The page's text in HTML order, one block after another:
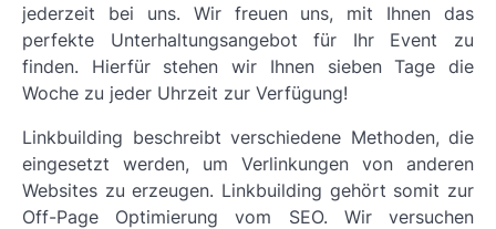
jederzeit bei uns. Wir freuen uns, mit Ihnen das
perfekte Unterhaltungsangebot für Ihr Event zu
finden. Hierfür stehen wir Ihnen sieben Tage die
Woche zu jeder Uhrzeit zur Verfügung!
Linkbuilding beschreibt verschiedene Methoden, die
eingesetzt werden, um Verlinkungen von anderen
Websites zu erzeugen. Linkbuilding gehört somit zur
Off-Page Optimierung vom SEO. Wir versuchen